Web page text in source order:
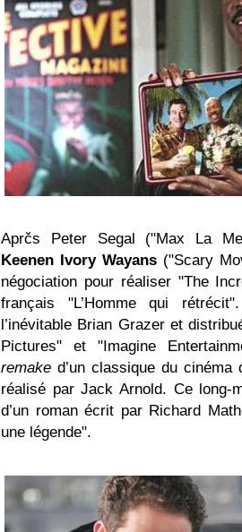
Aprčs Peter Segal ("Max La
Keenen Ivory Wayans("Scary
négociation pour réaliser "The
français "L’Homme qui
l’inévitable Brian Grazer et
Pictures" et "Imagine
remake d’un classique du
réalisé par Jack Arnold. Ce long-
d’un roman écrit par Richard
une légende".